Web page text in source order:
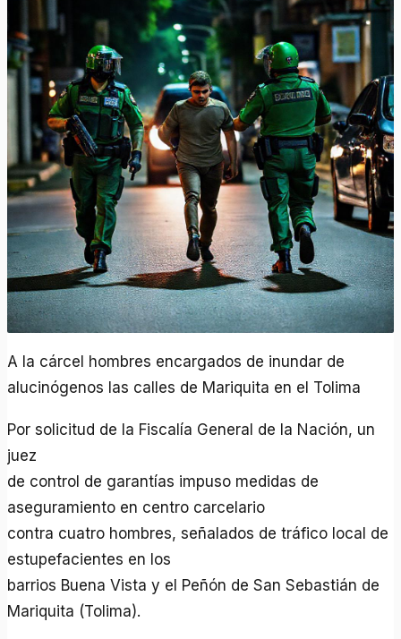
A la cárcel hombres encargados de inundar de
alucinógenos las calles de Mariquita en el Tolima
Por solicitud de la Fiscalía General de la Nación, un
juez
de control de garantías impuso medidas de
aseguramiento en centro carcelario
contra cuatro hombres, señalados de tráfico local de
estupefacientes en los
barrios Buena Vista y el Peñón de San Sebastián de
Mariquita (Tolima).